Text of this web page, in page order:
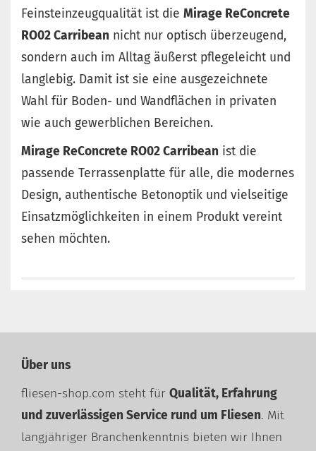
Feinsteinzeugqualität ist die Mirage ReConcrete
RO02 Carribean nicht nur optisch überzeugend,
sondern auch im Alltag äußerst pflegeleicht und
langlebig. Damit ist sie eine ausgezeichnete
Wahl für Boden- und Wandflächen in privaten
wie auch gewerblichen Bereichen.
Mirage ReConcrete RO02 Carribean ist die
passende Terrassenplatte für alle, die modernes
Design, authentische Betonoptik und vielseitige
Einsatzmöglichkeiten in einem Produkt vereint
sehen möchten.
Über uns
fliesen-shop.com steht für Qualität, Erfahrung
und zuverlässigen Service rund um Fliesen. Mit
langjähriger Branchenkenntnis bieten wir Ihnen